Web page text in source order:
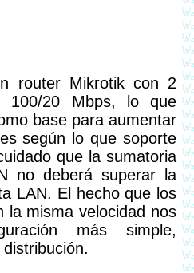
100/20 Mbps, lo que
base para aumentar
según lo que soporte
que la sumatoria
no deberá superar la
LAN. El hecho que los
la misma velocidad nos
más simple,
distribución.